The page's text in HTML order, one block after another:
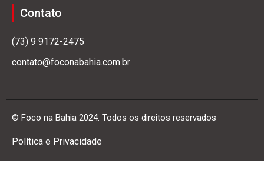
Contato
(73) 9 9172-2475
contato@foconabahia.com.br
© Foco na Bahia 2024. Todos os direitos reservados
Política e Privacidade